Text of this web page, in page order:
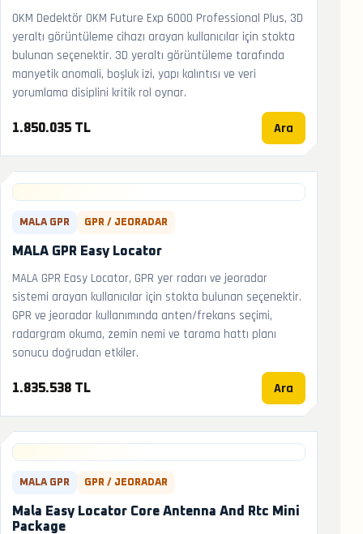
OKM Dedektör OKM Future Exp 6000 Professional Plus, 3D
yeraltı görüntüleme cihazı arayan kullanıcılar için stokta
bulunan seçenektir. 3D yeraltı görüntüleme tarafında
manyetik anomali, boşluk izi, yapı kalıntısı ve veri
yorumlama disiplini kritik rol oynar.
1.850.035 TL Ara
MALA GPR GPR / JEORADAR
MALA GPR Easy Locator
MALA GPR Easy Locator, GPR yer radarı ve jeoradar
sistemi arayan kullanıcılar için stokta bulunan seçenektir.
GPR ve jeoradar kullanımında anten/frekans seçimi,
radargram okuma, zemin nemi ve tarama hattı planı
sonucu doğrudan etkiler.
1.835.538 TL Ara
MALA GPR GPR / JEORADAR
Mala Easy Locator Core Antenna And Rtc Mini
Package